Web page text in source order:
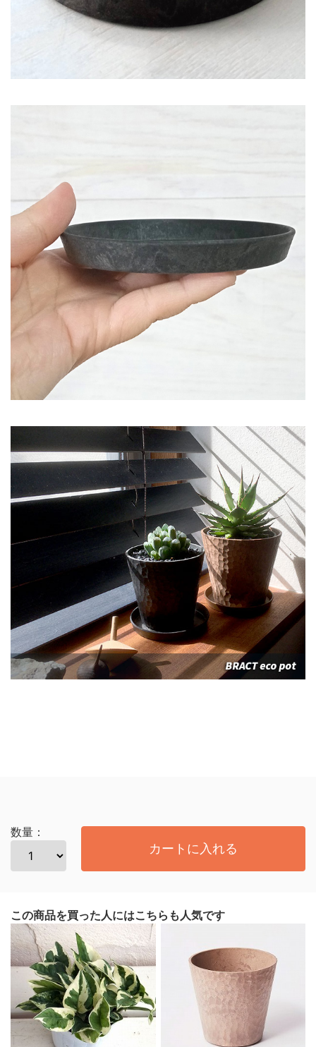
数量：
カートに入れる
この商品を買った人にはこちらも人気です